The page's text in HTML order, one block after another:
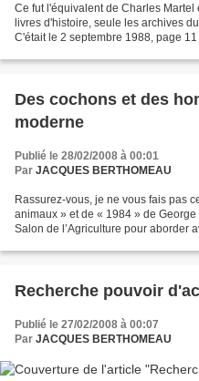
Ce fut l'équivalent de Charles
livres d'histoire, seule les archives
C'était le 2 septembre 1988, page
Des cochons et des
moderne
Publié le 28/02/2008 à 00:01
Par JACQUES BERTHOMEAU
Rassurez-vous, je ne vous fais pas
animaux » et de « 1984 » de
Salon de l’Agriculture pour aborder
Recherche pouvoir
Publié le 27/02/2008 à 00:07
Par JACQUES BERTHOMEAU